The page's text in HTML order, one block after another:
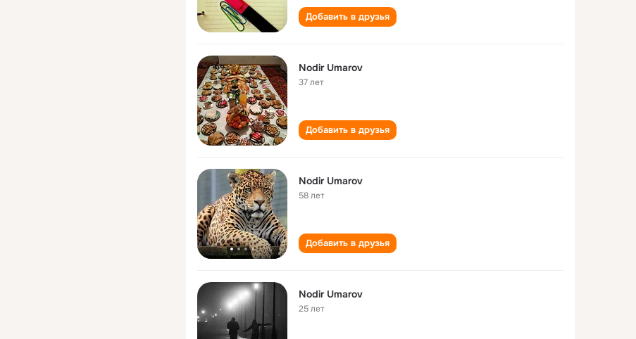
Добавить в друзья
Nodir Umarov
37 лет
Добавить в друзья
Nodir Umarov
58 лет
Добавить в друзья
Nodir Umarov
25 лет